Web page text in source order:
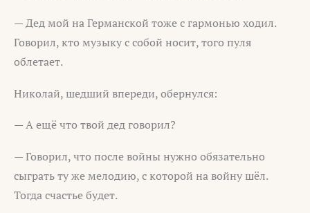
— Дед мой на Германской тоже с гармонью ходил.
Говорил, кто музыку с собой носит, того пуля
облетает.
Николай, шедший впереди, обернулся:
— А ещё что твой дед говорил?
— Говорил, что после войны нужно обязательно
сыграть ту же мелодию, с которой на войну шёл.
Тогда счастье будет.